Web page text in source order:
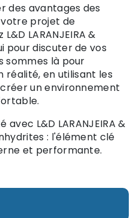
des avantages des
projet de
LARANJEIRA &
pour discuter de vos
sommes là pour
réalité, en utilisant les
un environnement
L&D LARANJEIRA &
: l'élément clé
et performante.